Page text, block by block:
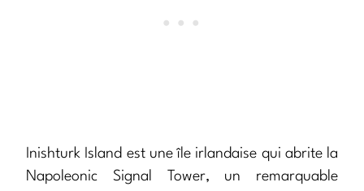
Inishturk Island est une île irlandaise qui abrite la
Napoleonic Signal Tower, un remarquable